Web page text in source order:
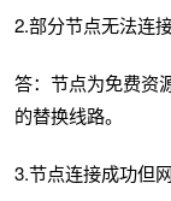
2.部分节点无法连接
答：节点为免费资
的替换线路。
3.节点连接成功但